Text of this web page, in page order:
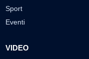
Sport
Eventi
VIDEO